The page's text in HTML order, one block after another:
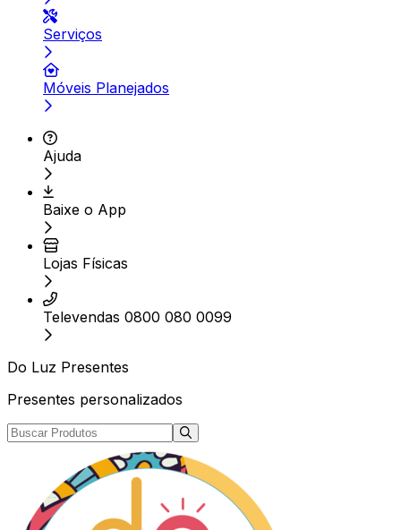
Serviços
Móveis Planejados
Ajuda
Baixe o App
Lojas Físicas
Televendas 0800 080 0099
Do Luz Presentes
Presentes personalizados